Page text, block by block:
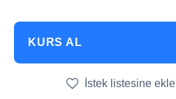
KURS AL
İstek listesine ekle